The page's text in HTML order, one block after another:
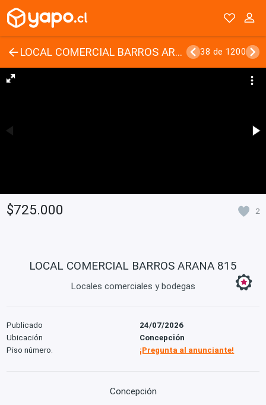
LOCAL COMERCIAL BARROS ARANA 815 38 de 1200
$725.000 2
LOCAL COMERCIAL BARROS ARANA 815
Locales comerciales y bodegas
Publicado
24/07/2026
Ubicación
Concepción
Piso número.
¡Pregunta al anunciante!
Concepción